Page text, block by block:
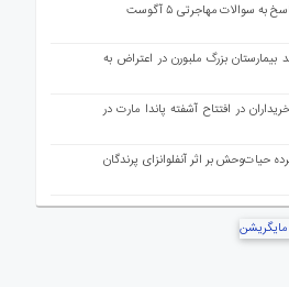
سوالات مهاجرتی ۵ آگوست
بزرگ ملبورن در اعتراض به
خریداران در افتتاح آشفته پاندا مارت در
حیات‌وحش بر اثر آنفلوانزای پرندگان